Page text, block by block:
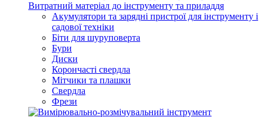
Витратний матеріал до інструменту та приладдя
Акумулятори та зарядні пристрої для інструменту і
садової техніки
Біти для шуруповерта
Бури
Диски
Корончасті свердла
Мітчики та плашки
Свердла
Фрези